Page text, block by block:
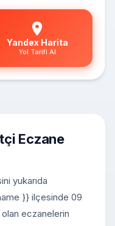
Yandex Harita
Yol Tarifi Al
Eczane
yukarıda
}} ilçesinde 09
eczanelerin